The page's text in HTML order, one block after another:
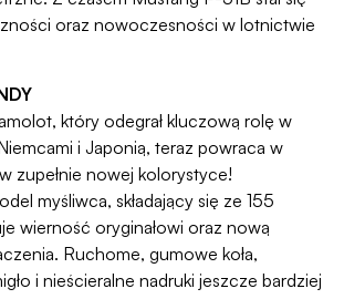
oraz nowoczesności w lotnictwie
który odegrał kluczową rolę w
i Japonią, teraz powraca w
zupełnie nowej kolorystyce!
myśliwca, składający się ze 155
wierność oryginałowi oraz nową
Ruchome, gumowe koła,
i nieścieralne nadruki jeszcze bardziej